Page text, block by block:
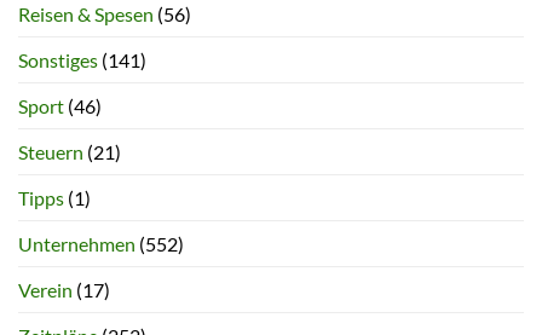
Reisen & Spesen (56)
Sonstiges (141)
Sport (46)
Steuern (21)
Tipps (1)
Unternehmen (552)
Verein (17)